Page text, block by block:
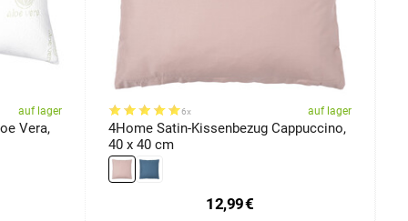
auf lager
Vera,
6x auf lager
4Home Satin-Kissenbezug Cappuccino,
40 x 40 cm
12,99€